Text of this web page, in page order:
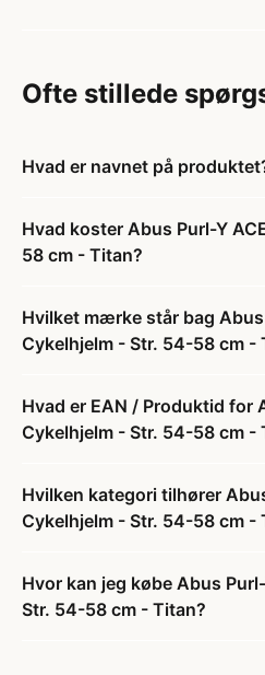
Ofte stillede
Hvad er navnet på
Hvad koster Abus Purl-Y
58 cm - Titan?
Hvilket mærke står bag Abus
Cykelhjelm - Str. 54-58 cm -
Hvad er EAN / Produktid for
Cykelhjelm - Str. 54-58 cm -
Hvilken kategori tilhører
Cykelhjelm - Str. 54-58 cm -
Hvor kan jeg købe Abus
Str. 54-58 cm - Titan?